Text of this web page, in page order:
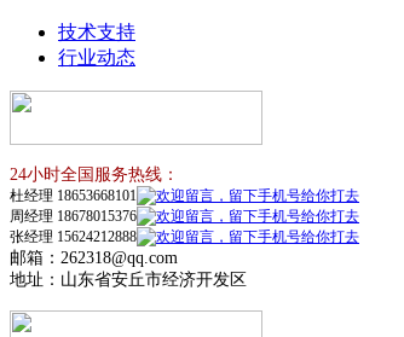
技术支持
行业动态
24小时全国服务热线：
杜经理 18653668101
周经理 18678015376
张经理 15624212888
邮箱：262318@qq.com
地址：山东省安丘市经济开发区